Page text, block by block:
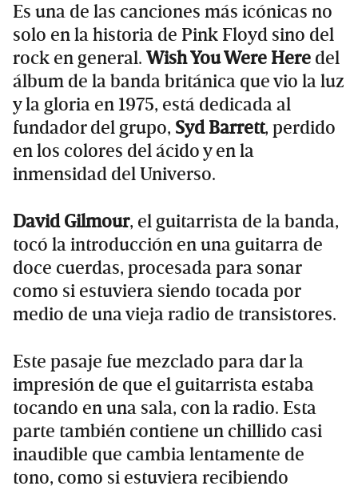
Es una de las canciones más icónicas no
solo en la historia de Pink Floyd sino del
rock en general. Wish You Were Here del
álbum de la banda británica que vio la luz
y la gloria en 1975, está dedicada al
fundador del grupo, Syd Barrett, perdido
en los colores del ácido y en la
inmensidad del Universo.
David Gilmour, el guitarrista de la banda,
tocó la introducción en una guitarra de
doce cuerdas, procesada para sonar
como si estuviera siendo tocada por
medio de una vieja radio de transistores.
Este pasaje fue mezclado para dar la
impresión de que el guitarrista estaba
tocando en una sala, con la radio. Esta
parte también contiene un chillido casi
inaudible que cambia lentamente de
tono, como si estuviera recibiendo